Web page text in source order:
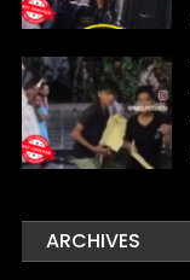
ARCHIVES